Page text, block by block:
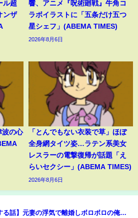
ル超
ンザ
響、アニメ『呪術廻戦』牛角コ
ラボイラストに「五条だけ五つ
星シェフ」(ABEMA TIMES)
2026年8月6日
波の心
「とんでもない衣装で草」ほぼ
全身網タイツ姿…ラテン系美女
レスラーの電撃復帰が話題「え
らいセクシー」(ABEMA TIMES)
2026年8月6日
る話】元妻の浮気で離婚しボロボロの俺…